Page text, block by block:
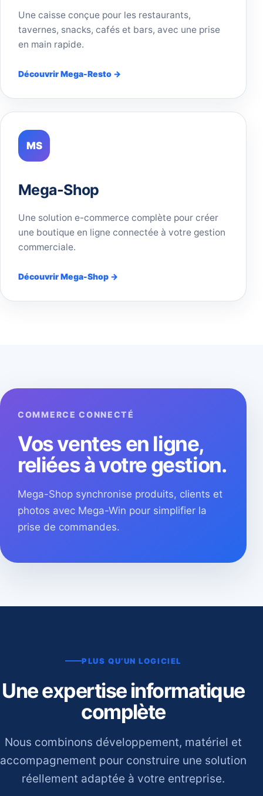
Une caisse conçue pour les restaurants,
tavernes, snacks, cafés et bars, avec une prise
en main rapide.
Découvrir Mega-Resto →
MS
Mega-Shop
Une solution e-commerce complète pour créer
une boutique en ligne connectée à votre gestion
commerciale.
Découvrir Mega-Shop →
COMMERCE CONNECTÉ
Vos ventes en ligne,
reliées à votre gestion.
Mega-Shop synchronise produits, clients et
photos avec Mega-Win pour simplifier la
prise de commandes.
PLUS QU’UN LOGICIEL
Une expertise informatique
complète
Nous combinons développement, matériel et
accompagnement pour construire une solution
réellement adaptée à votre entreprise.